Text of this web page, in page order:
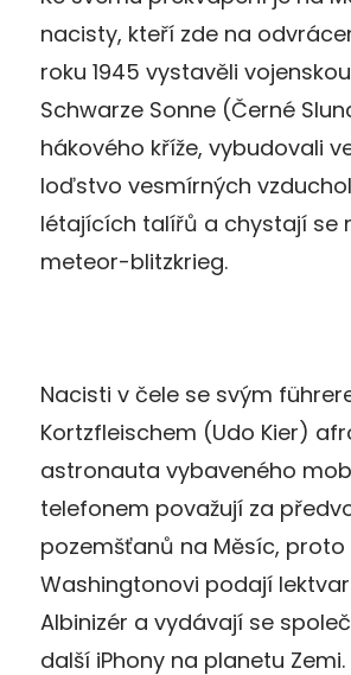
nacisty, kteří zde na
roku 1945 vystavěli
Schwarze Sonne (Černé
hákového kříže, vybudovali
loďstvo vesmírných
létajících talířů a chystají se
meteor-blitzkrieg.
Nacisti v čele se svým
Kortzfleischem (Udo Kier)
astronauta vybaveného
telefonem považují za
pozemšťanů na Měsíc, proto
Washingtonovi podají
Albinizér a vydávají se
další iPhony na planetu Zemi.